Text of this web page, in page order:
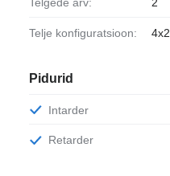
Telje konfiguratsioon: 4x2
Pidurid
Intarder
Retarder